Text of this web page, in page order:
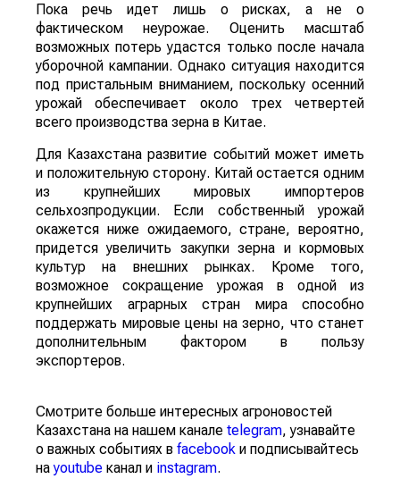
Пока речь идет лишь о рисках, а не о
фактическом неурожае. Оценить масштаб
возможных потерь удастся только после начала
уборочной кампании. Однако ситуация находится
под пристальным вниманием, поскольку осенний
урожай обеспечивает около трех четвертей
всего производства зерна в Китае.
Для Казахстана развитие событий может иметь
и положительную сторону. Китай остается одним
из крупнейших мировых импортеров
сельхозпродукции. Если собственный урожай
окажется ниже ожидаемого, стране, вероятно,
придется увеличить закупки зерна и кормовых
культур на внешних рынках. Кроме того,
возможное сокращение урожая в одной из
крупнейших аграрных стран мира способно
поддержать мировые цены на зерно, что станет
дополнительным фактором в пользу
экспортеров.
Смотрите больше интересных агроновостей
Казахстана на нашем канале telegram, узнавайте
о важных событиях в facebook и подписывайтесь
наyoutube канал и instagram.